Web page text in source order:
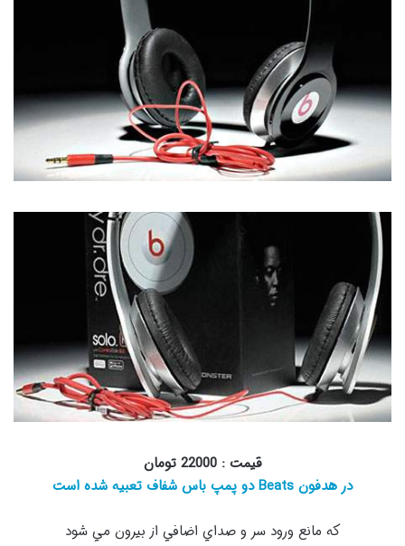
قیمت : 22000 تومان
در هدفون Beats دو پمپ باس شفاف تعبيه شده است
كه مانع ورود سر و صداي اضافي از بيرون مي شود